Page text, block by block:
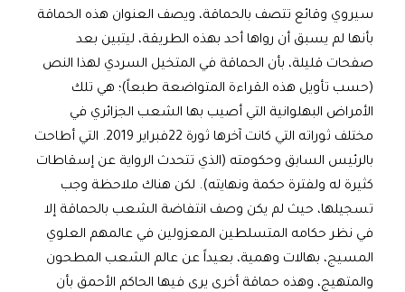
سيروي وقائع تتصف بالحماقة، ويصف العنوان هذه الحماقة
بأنها لم يسبق أن رواها أحد بهذه الطريقة، ليتبين بعد
صفحات قليلة، بأن الحماقة في المتخيل السردي لهذا النص
(حسب تأويل هذه القراءة المتواضعة طبعاً)؛ هي تلك
الأمراض البهلوانية التي أصيب بها الشعب الجزائري في
مختلف ثوراته التي كانت آخرها ثورة 22فبراير 2019. التي أطاحت
بالرئيس السابق وحكومته (الذي تتحدث الرواية عن إسقاطات
كثيرة له ولفترة حكمة ونهايته). لكن هناك ملاحظة وجب
تسجيلها، حيث لم يكن وصف انتفاضة الشعب بالحماقة إلا
في نظر حكامه المتسلطين المعزولين في عالمهم العلوي
المسيج، بهالات وهمية، بعيداً عن عالم الشعب المطحون
والمتهيج، وهذه حماقة أخرى يرى فيها الحاكم الأحمق بأن